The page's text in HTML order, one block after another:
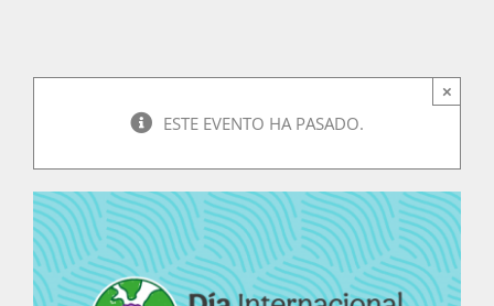
La Boletina
ESTE EVENTO HA PASADO.
×